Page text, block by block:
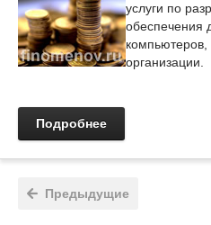
услуги по
обеспечения
организации.
Подробнее
Предыдущие